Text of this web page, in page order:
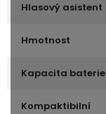
Hlasový asistent
Hmotnost
Kapacita baterie
Kompaktibilní